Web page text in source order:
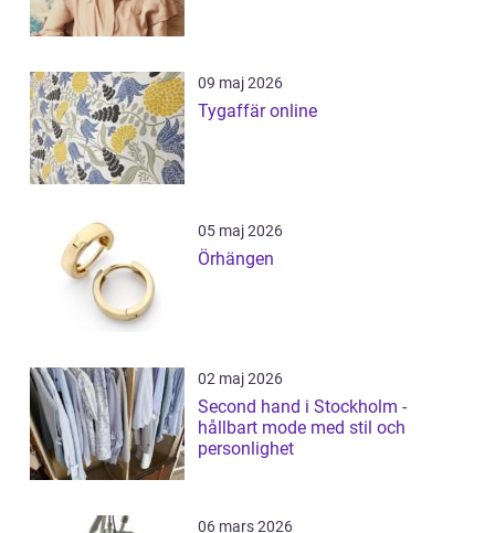
09 maj 2026
Tygaffär online
05 maj 2026
Örhängen
02 maj 2026
Second hand i Stockholm -
hållbart mode med stil och
personlighet
06 mars 2026